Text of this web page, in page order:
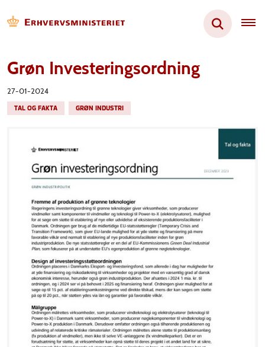
Grøn Investeringsordning
27-01-2024
TAL OG FAKTA
GRØN INDUSTRI